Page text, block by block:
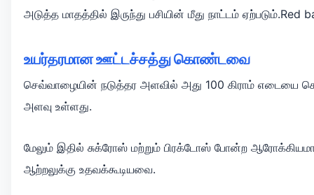
அடுத்த மாதத்தில் இருந்து பசியின் மீது நாட்டம்
உயர்தரமான ஊட்டச்சத்து கொண்டவை
செவ்வாழையின் நடுத்தர அளவில் அது 100 கிராம் எடையை
அளவு உள்ளது.
மேலும் இதில் சுக்ரோஸ் மற்றும் பிரக்டோஸ் போன்ற
ஆற்றலுக்கு உதவக்கூடியவை.